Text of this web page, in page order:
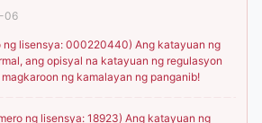
06
ng lisensya: 000220440) Ang katayuan ng
ang opisyal na katayuan ng regulasyon
ng kamalayan ng panganib!
ng lisensya: 18923) Ang katayuan ng